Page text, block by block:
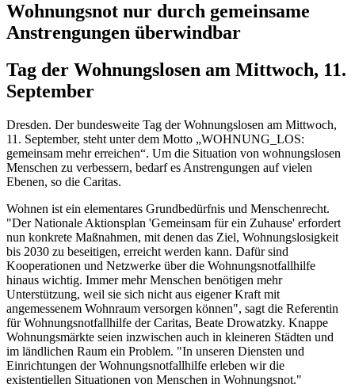
Wohnungsnot nur durch gemeinsame
Anstrengungen überwindbar
Tag der Wohnungslosen am Mittwoch, 11.
September
Dresden. Der bundesweite Tag der Wohnungslosen am Mittwoch,
11. September, steht unter dem Motto „WOHNUNG_LOS:
gemeinsam mehr erreichen“. Um die Situation von wohnungslosen
Menschen zu verbessern, bedarf es Anstrengungen auf vielen
Ebenen, so die Caritas.
Wohnen ist ein elementares Grundbedürfnis und Menschenrecht.
"Der Nationale Aktionsplan 'Gemeinsam für ein Zuhause' erfordert
nun konkrete Maßnahmen, mit denen das Ziel, Wohnungslosigkeit
bis 2030 zu beseitigen, erreicht werden kann. Dafür sind
Kooperationen und Netzwerke über die Wohnungsnotfallhilfe
hinaus wichtig. Immer mehr Menschen benötigen mehr
Unterstützung, weil sie sich nicht aus eigener Kraft mit
angemessenem Wohnraum versorgen können", sagt die Referentin
für Wohnungsnotfallhilfe der Caritas, Beate Drowatzky. Knappe
Wohnungsmärkte seien inzwischen auch in kleineren Städten und
im ländlichen Raum ein Problem. "In unseren Diensten und
Einrichtungen der Wohnungsnotfallhilfe erleben wir die
existentiellen Situationen von Menschen in Wohnungsnot."